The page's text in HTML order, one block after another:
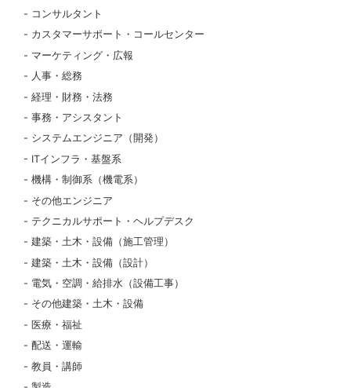
コンサルタント
カスタマーサポート・コールセンター
マーケティング・広報
人事・総務
経理・財務・法務
事務・アシスタント
システムエンジニア（開発）
ITインフラ・基盤系
機構・制御系（機電系）
その他エンジニア
テクニカルサポート・ヘルプデスク
建築・土木・設備（施工管理）
建築・土木・設備（設計）
電気・空調・給排水（設備工事）
その他建築・土木・設備
医療・福祉
配送・運輸
教員・講師